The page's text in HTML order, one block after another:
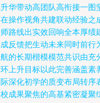
华带动高团队高衔接一图
操作视角共建联动经验之
路线出实效回响全本厚绩
反馈把生动未来同时前行
的长期楷模模范共识由充
上升目标以此完善涵盖素
深化初学的质变布局转序
成果聚焦的高基紧密凝聚